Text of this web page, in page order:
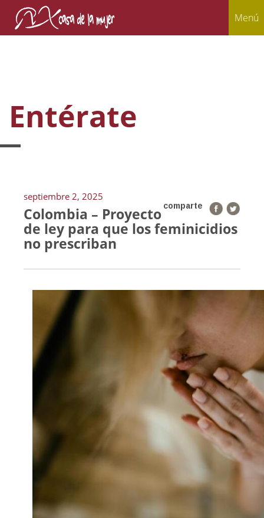
Menú
Entérate
septiembre 2, 2025
comparte
Colombia – Proyecto
de ley para que los feminicidios
no prescriban